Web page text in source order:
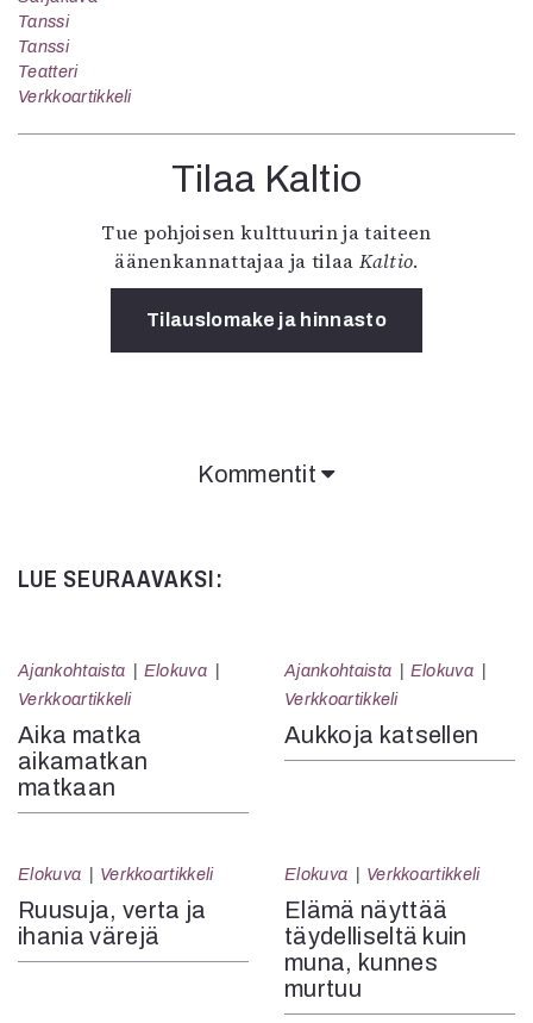
Tanssi
Tanssi
Teatteri
Verkkoartikkeli
Tilaa Kaltio
Tue pohjoisen kulttuurin ja taiteen
äänenkannattajaa ja tilaa Kaltio.
Tilauslomake ja hinnasto
Kommentit
LUE SEURAAVAKSI:
Ajankohtaista
Elokuva
Verkkoartikkeli
Aika matka
aikamatkan
matkaan
Ajankohtaista
Elokuva
Verkkoartikkeli
Aukkoja katsellen
Elokuva Verkkoartikkeli
Ruusuja, verta ja
ihania värejä
Elokuva Verkkoartikkeli
Elämä näyttää
täydelliseltä kuin
muna, kunnes
murtuu